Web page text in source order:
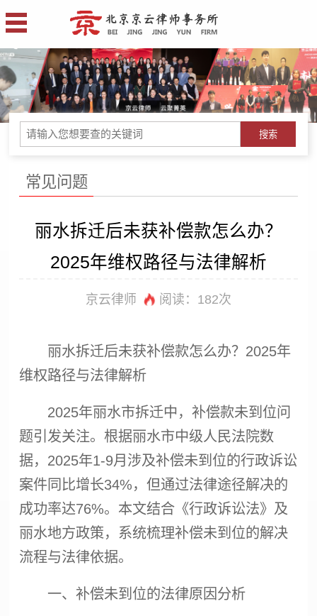
搜索
常见问题
丽水拆迁后未获补偿款怎么办？
2025年维权路径与法律解析
京云律师 阅读： 182次
丽水拆迁后未获补偿款怎么办？2025年
维权路径与法律解析
2025年丽水市拆迁中，补偿款未到位问
题引发关注。根据丽水市中级人民法院数
据，2025年1-9月涉及补偿未到位的行政诉讼
案件同比增长34%，但通过法律途径解决的
成功率达76%。本文结合《行政诉讼法》及
丽水地方政策，系统梳理补偿未到位的解决
流程与法律依据。
一、补偿未到位的法律原因分析